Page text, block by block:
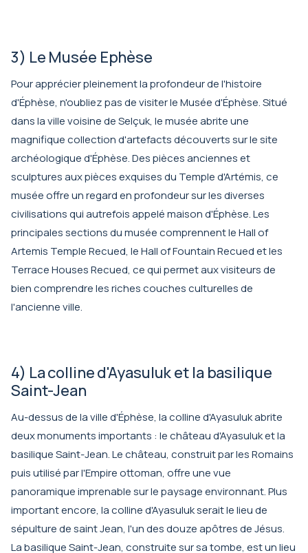
3) Le Musée Ephèse
Pour apprécier pleinement la profondeur de l'histoire
d'Éphèse, n'oubliez pas de visiter le Musée d'Éphèse. Situé
dans la ville voisine de Selçuk, le musée abrite une
magnifique collection d'artefacts découverts sur le site
archéologique d'Éphèse. Des pièces anciennes et
sculptures aux pièces exquises du Temple d'Artémis, ce
musée offre un regard en profondeur sur les diverses
civilisations qui autrefois appelé maison d'Éphèse. Les
principales sections du musée comprennent le Hall of
Artemis Temple Recued, le Hall of Fountain Recued et les
Terrace Houses Recued, ce qui permet aux visiteurs de
bien comprendre les riches couches culturelles de
l'ancienne ville.
4) La colline d'Ayasuluk et la basilique
Saint-Jean
Au-dessus de la ville d'Éphèse, la colline d'Ayasuluk abrite
deux monuments importants : le château d'Ayasuluk et la
basilique Saint-Jean. Le château, construit par les Romains
puis utilisé par l'Empire ottoman, offre une vue
panoramique imprenable sur le paysage environnant. Plus
important encore, la colline d'Ayasuluk serait le lieu de
sépulture de saint Jean, l'un des douze apôtres de Jésus.
La basilique Saint-Jean, construite sur sa tombe, est un lieu